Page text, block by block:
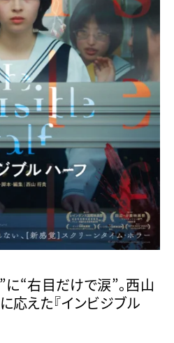
“右目だけで涙”。西山
応えた『インビジブル